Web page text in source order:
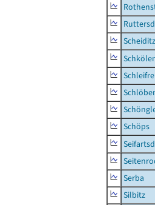
Scheiditz
Schöps
Serba
Silbitz